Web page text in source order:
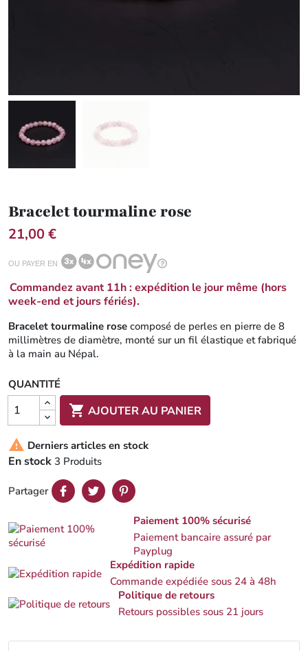
Bracelet tourmaline rose
21,00 €
OU PAYER EN
Commandez avant 11h : expédition le jour même (hors
week-end et jours fériés).
Bracelet tourmaline rose composé de perles en pierre de 8
millimètres de diamètre, monté sur un fil élastique et fabriqué
à la main au Népal.
QUANTITÉ
 AJOUTER AU PANIER
 Derniers articles en stock
En stock 3 Produits
Partager
Paiement 100% sécurisé
Paiement bancaire assuré par
Payplug
Expédition rapide
Commande expédiée sous 24 à 48h
Politique de retours
Retours possibles sous 21 jours